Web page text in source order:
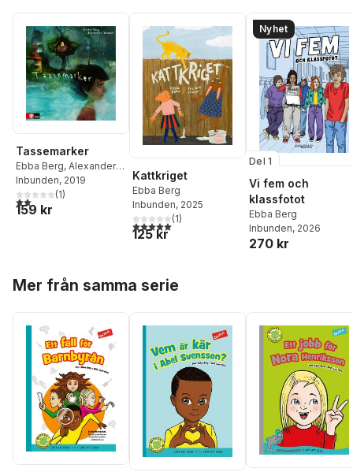
Tassemarker
Ebba Berg, Alexander
Jansson
Inbunden, 2019
2,0utav 5 stjärnor. Totalt antal röster:
(1)
159 kr
Kattkriget
Ebba Berg
Inbunden, 2025
5,0utav 5 stjärnor. Totalt antal röster:
(1)
125 kr
Nyhet
Del 1
Vi fem och
klassfotot
Ebba Berg
Inbunden, 2026
270 kr
Mer från samma serie